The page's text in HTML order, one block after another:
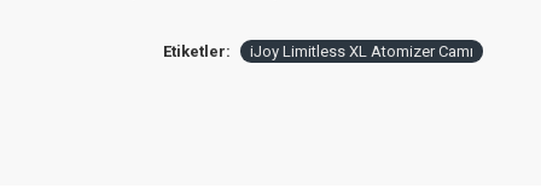
Etiketler: iJoy Limitless XL Atomizer Camı